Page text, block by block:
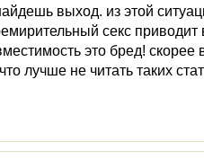
выход. из этой
секс приводит
это бред! скорее
лучше не читать таких